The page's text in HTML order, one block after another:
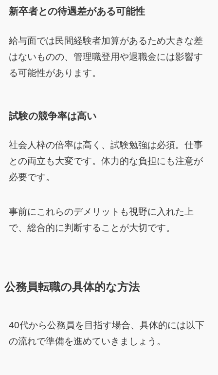
新卒者との待遇差がある可能性
給与面では民間経験者加算があるため大きな差
はないものの、管理職登用や退職金には影響す
る可能性があります。
試験の競争率は高い
社会人枠の倍率は高く、試験勉強は必須。仕事
との両立も大変です。体力的な負担にも注意が
必要です。
事前にこれらのデメリットも視野に入れた上
で、総合的に判断することが大切です。
公務員転職の具体的な方法
40代から公務員を目指す場合、具体的には以下
の流れで準備を進めていきましょう。